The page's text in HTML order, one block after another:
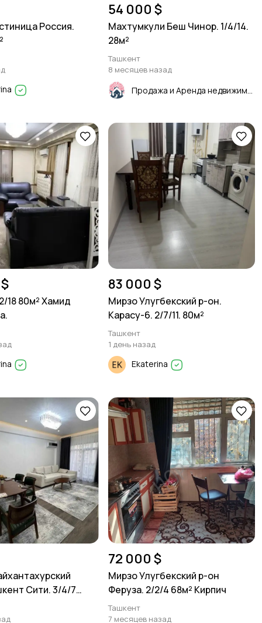
Россия.
54 000 $
Махтумкули Беш Чинор. 1/4/14.
28м²
Ташкент
8 месяцев назад
18 80м² Хамид
83 000 $
Мирзо Улугбекский р-он.
Карасу-6. 2/7/11. 80м²
Ташкент
1 день назад
Ekaterina
Сити. 3/4/7
72 000 $
Мирзо Улугбекский р-он
Феруза. 2/2/4 68м² Кирпич
Ташкент
7 месяцев назад